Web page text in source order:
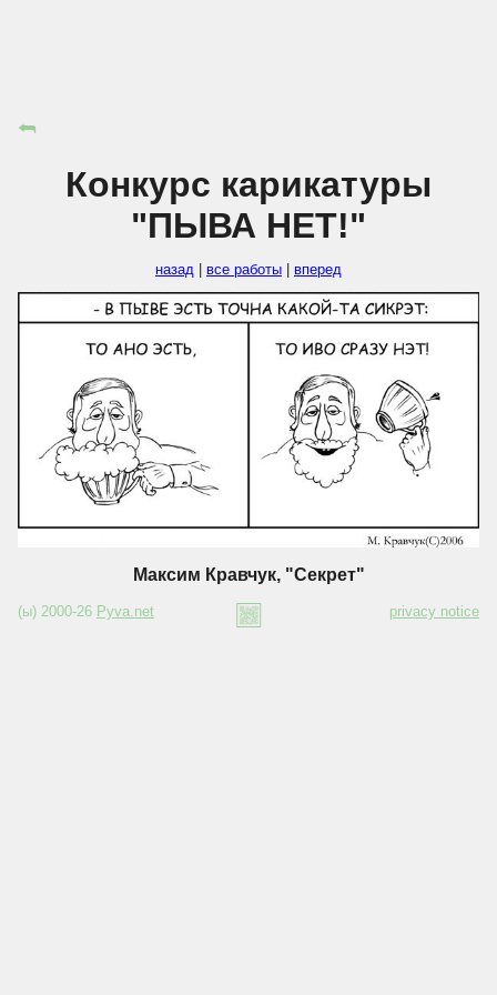
⮪
Конкурс карикатуры
"ПЫВА НЕТ!"
назад все работы вперед
Максим Кравчук, "Секрет"
(ы) 2000-26 Pyva.net privacy notice